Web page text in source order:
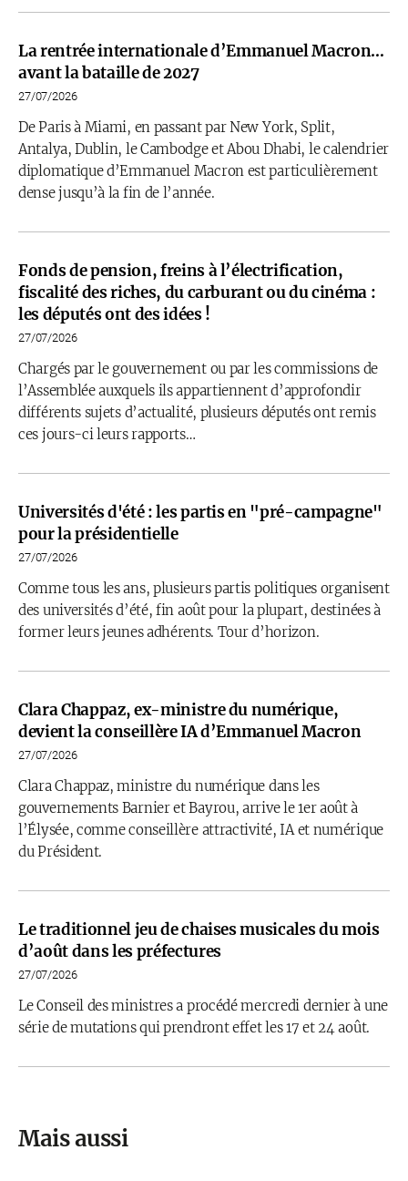
La rentrée internationale d’Emmanuel Macron…
avant la bataille de 2027
27/07/2026
De Paris à Miami, en passant par New York, Split,
Antalya, Dublin, le Cambodge et Abou Dhabi, le calendrier
diplomatique d’Emmanuel Macron est particulièrement
dense jusqu’à la fin de l’année.
Fonds de pension, freins à l’électrification,
fiscalité des riches, du carburant ou du cinéma :
les députés ont des idées !
27/07/2026
Chargés par le gouvernement ou par les commissions de
l’Assemblée auxquels ils appartiennent d’approfondir
différents sujets d’actualité, plusieurs députés ont remis
ces jours-ci leurs rapports…
Universités d'été : les partis en "pré-campagne"
pour la présidentielle
27/07/2026
Comme tous les ans, plusieurs partis politiques organisent
des universités d’été, fin août pour la plupart, destinées à
former leurs jeunes adhérents. Tour d’horizon.
Clara Chappaz, ex-ministre du numérique,
devient la conseillère IA d’Emmanuel Macron
27/07/2026
Clara Chappaz, ministre du numérique dans les
gouvernements Barnier et Bayrou, arrive le 1er août à
l’Élysée, comme conseillère attractivité, IA et numérique
du Président.
Le traditionnel jeu de chaises musicales du mois
d’août dans les préfectures
27/07/2026
Le Conseil des ministres a procédé mercredi dernier à une
série de mutations qui prendront effet les 17 et 24 août.
Mais aussi